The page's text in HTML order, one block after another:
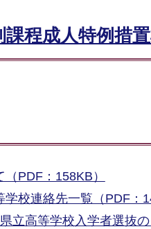
程成人特例措置
PDF：158KB）
校連絡先一覧（PDF：
立高等学校入学者選抜の